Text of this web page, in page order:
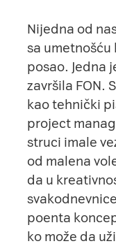
Nijedna od
sa umetnošću
posao. Jedna
završila FON.
kao tehnički
project
struci imale
od malena
da u
poenta
ko može da